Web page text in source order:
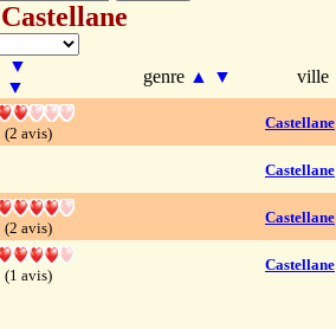
Castellane
▼
▼
genre ▲ ▼ ville
(2 avis)
Castellane
Castellane
(2 avis)
Castellane
(1 avis)
Castellane